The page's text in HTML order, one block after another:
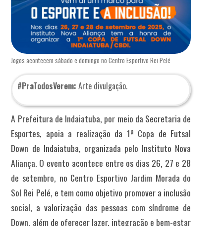
Jogos acontecem sábado e domingo no Centro Esportivo Rei Pelé
#PraTodosVerem:Arte divulgação.
A Prefeitura de Indaiatuba, por meio da Secretaria de
Esportes, apoia a realização da 1ª Copa de Futsal
Down de Indaiatuba, organizada pelo Instituto Nova
Aliança. O evento acontece entre os dias 26, 27 e 28
de setembro, no Centro Esportivo Jardim Morada do
Sol Rei Pelé, e tem como objetivo promover a inclusão
social, a valorização das pessoas com síndrome de
Down, além de oferecer lazer, integração e bem-estar